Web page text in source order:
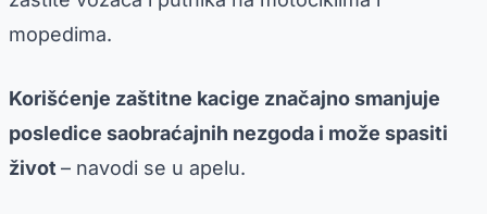
mopedima.
Korišćenje zaštitne kacige značajno smanjuje
posledice saobraćajnih nezgoda i može spasiti
život – navodi se u apelu.